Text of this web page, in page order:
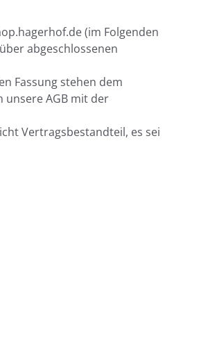
(im Folgenden
abgeschlossenen
Fassung stehen dem
unsere AGB mit der
Vertragsbestandteil, es sei